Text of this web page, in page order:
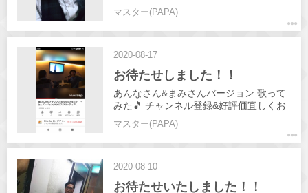
り新人入店✨✨ ゆきちゃん👍️ 写真は勿論
PAPAです(笑) 新人を見に来てね♥️
マスター(PAPA)
2020-08-17
お待たせしました！！
あんなさん&まみさんバージョン 歌って
みた🎵 チャンネル登録&好評価宜しくお
願いします！☺️
マスター(PAPA)
2020-08-10
お待たせいたしました！！